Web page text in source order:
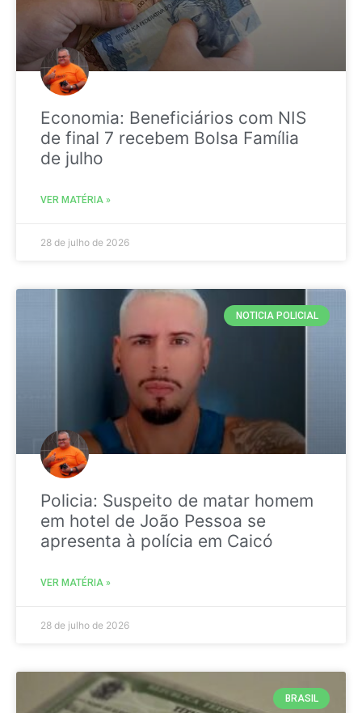
Economia: Beneficiários com NIS
de final 7 recebem Bolsa Família
de julho
VER MATÉRIA »
28 de julho de 2026
NOTICIA POLICIAL
Policia: Suspeito de matar homem
em hotel de João Pessoa se
apresenta à polícia em Caicó
VER MATÉRIA »
28 de julho de 2026
BRASIL